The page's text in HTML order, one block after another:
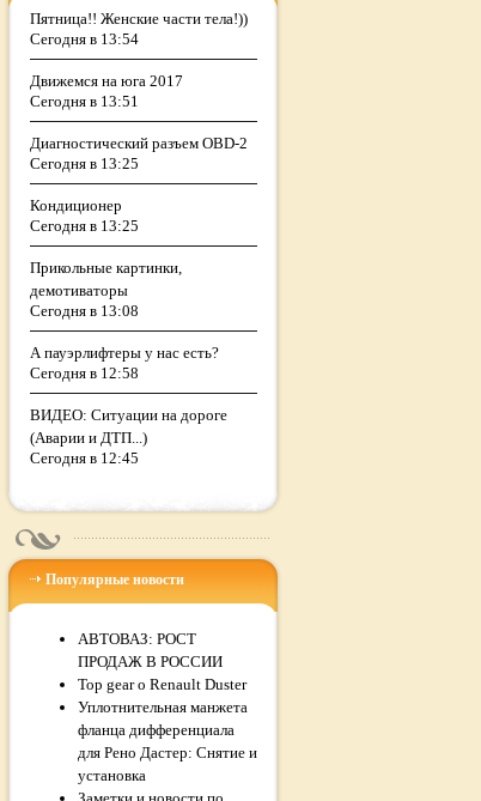
Пятница!! Женские части тела!))
Сегодня в 13:54
Движемся на юга 2017
Сегодня в 13:51
Диагностический разъем OBD-2
Сегодня в 13:25
Кондиционер
Сегодня в 13:25
Прикольные картинки,
демотиваторы
Сегодня в 13:08
А пауэрлифтеры у нас есть?
Сегодня в 12:58
ВИДЕО: Ситуации на дороге
(Аварии и ДТП...)
Сегодня в 12:45
Популярные новости
АВТОВАЗ: РОСТ
ПРОДАЖ В РОССИИ
Top gear о Renault Duster
Уплотнительная манжета
фланца дифференциала
для Рено Дастер: Снятие и
установка